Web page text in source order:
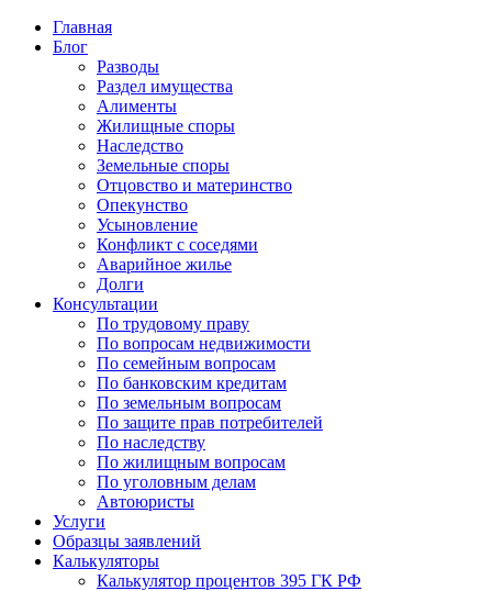
Главная
Блог
Разводы
Раздел имущества
Алименты
Жилищные споры
Наследство
Земельные споры
Отцовство и материнство
Опекунство
Усыновление
Конфликт с соседями
Аварийное жилье
Долги
Консультации
По трудовому праву
По вопросам недвижимости
По семейным вопросам
По банковским кредитам
По земельным вопросам
По защите прав потребителей
По наследству
По жилищным вопросам
По уголовным делам
Автоюристы
Услуги
Образцы заявлений
Калькуляторы
Калькулятор процентов 395 ГК РФ